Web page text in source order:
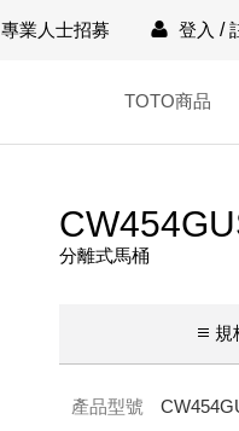
專業人士招募 登入 /
TOTO商品
分離式馬桶
規
產品型號